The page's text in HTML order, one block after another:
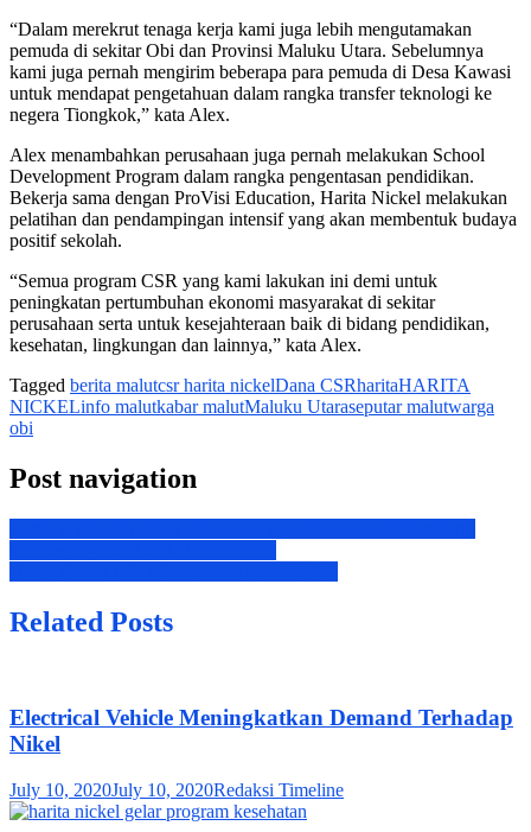
“Dalam merekrut tenaga kerja kami juga lebih mengutamakan
pemuda di sekitar Obi dan Provinsi Maluku Utara. Sebelumnya
kami juga pernah mengirim beberapa para pemuda di Desa Kawasi
untuk mendapat pengetahuan dalam rangka transfer teknologi ke
negera Tiongkok,” kata Alex.
Alex menambahkan perusahaan juga pernah melakukan School
Development Program dalam rangka pengentasan pendidikan.
Bekerja sama dengan ProVisi Education, Harita Nickel melakukan
pelatihan dan pendampingan intensif yang akan membentuk budaya
positif sekolah.
“Semua program CSR yang kami lakukan ini demi untuk
peningkatan pertumbuhan ekonomi masyarakat di sekitar
perusahaan serta untuk kesejahteraan baik di bidang pendidikan,
kesehatan, lingkungan dan lainnya,” kata Alex.
Tagged berita malutcsr harita nickelDana CSRharitaHARITA
NICKELinfo malutkabar malutMaluku Utaraseputar malutwarga
obi
Post navigation
Related Posts
Electrical Vehicle Meningkatkan Demand Terhadap
Nikel
July 10, 2020July 10, 2020Redaksi Timeline